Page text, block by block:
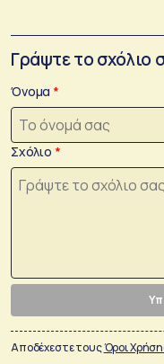
Γράψτε το σχόλιο
Όνομα
Σχόλιο
Αποδέχεστε τουςΌροι